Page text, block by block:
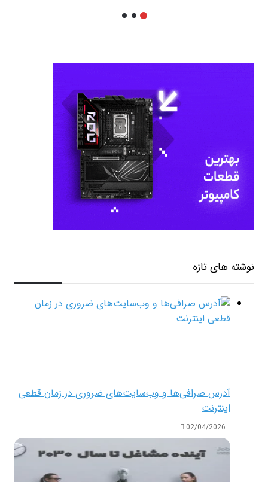
نوشته های تازه
آدرس صرافی‌ها و وب‌سایت‌های ضروری در زمان قطعی
اینترنت
02/04/2026